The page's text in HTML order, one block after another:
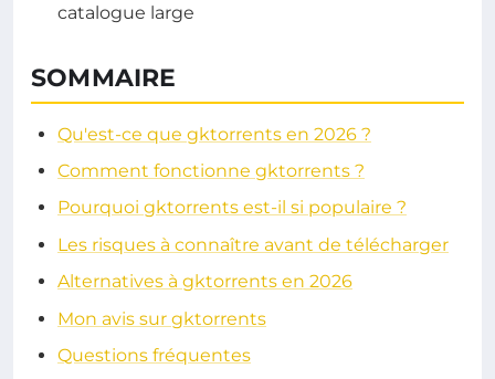
catalogue large
SOMMAIRE
Qu'est-ce que gktorrents en 2026 ?
Comment fonctionne gktorrents ?
Pourquoi gktorrents est-il si populaire ?
Les risques à connaître avant de télécharger
Alternatives à gktorrents en 2026
Mon avis sur gktorrents
Questions fréquentes